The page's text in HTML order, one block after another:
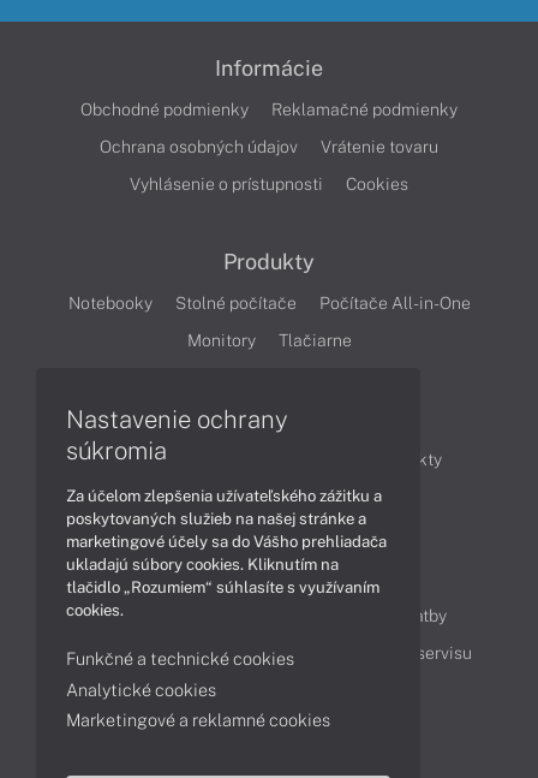
Informácie
Obchodné podmienky
Reklamačné podmienky
Ochrana osobných údajov
Vrátenie tovaru
Vyhlásenie o prístupnosti
Cookies
Produkty
Notebooky Stolné počítače
Počítače All-in-One
Monitory
Tlačiarne
Články
Obchodné informácie
Produkty
Technológie
Videá
Obsah
Ako nakupovať
Možnosti doručenia a platby
Podpora a servis
Servisné služby Cenník servisu
Kontakty
043 4224 771 Obchodné oddelenie
Nastavenie ochrany
súkromia
Za účelom zlepšenia užívateľského zážitku a
poskytovaných služieb na našej stránke a
marketingové účely sa do Vášho prehliadača
ukladajú súbory cookies. Kliknutím na
tlačidlo „Rozumiem“ súhlasíte s využívaním
cookies.
Funkčné a technické cookies
Analytické cookies
Marketingové a reklamné cookies